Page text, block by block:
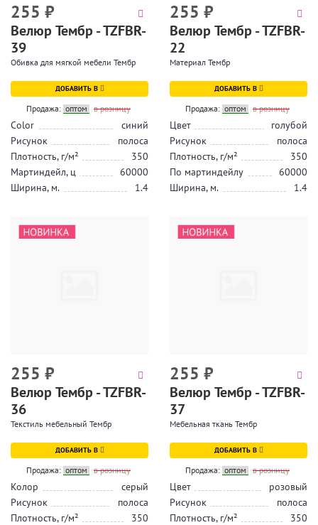
255 ₽
Велюр Тембр - TZFBR-
39
Обивка для мягкой мебели Тембр
ДОБАВИТЬ В
Продажа: оптом в розницу
Color
синий
Рисунок
полоса
Плотность, г/м²
350
Мартиндейл, ц
60000
Ширина, м.
1.4
255 ₽
Велюр Тембр - TZFBR-
22
Материал Тембр
ДОБАВИТЬ В
Продажа: оптом в розницу
Цвет
голубой
Рисунок
полоса
Плотность, г/м²
350
По мартиндейлу
60000
Ширина, м.
1.4
255 ₽
Велюр Тембр - TZFBR-
36
Текстиль мебельный Тембр
ДОБАВИТЬ В
Продажа: оптом в розницу
Колор
серый
Рисунок
полоса
Плотность, г/м²
350
255 ₽
Велюр Тембр - TZFBR-
37
Мебельная ткань Тембр
ДОБАВИТЬ В
Продажа: оптом в розницу
Цвет
розовый
Рисунок
полоса
Плотность, г/м²
350